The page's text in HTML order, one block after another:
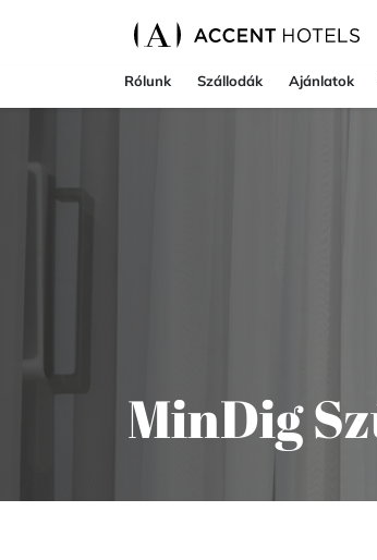
Rólunk Szállodák Ajánlatok
MinDig